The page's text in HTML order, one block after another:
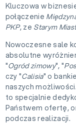
Kluczowa w
połączenie
PKP, ze Starym
Nowoczesne sale
absolutne
"Ogród zimowy", "
czy "Calisia" o
naszych możliwości.
to specjalnie
Państwem ofertę,
podczas realizacji.